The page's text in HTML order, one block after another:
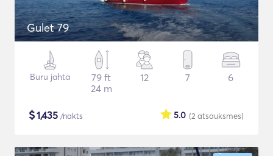
Gulet 79
Buru jahta
79 ft
24 m
12 7 6
$1,435 /nakts (2 atsauksmes)
5.0